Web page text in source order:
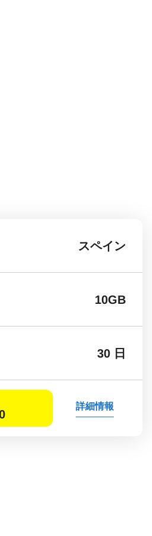
スペイン
10GB
30 日
詳細情報